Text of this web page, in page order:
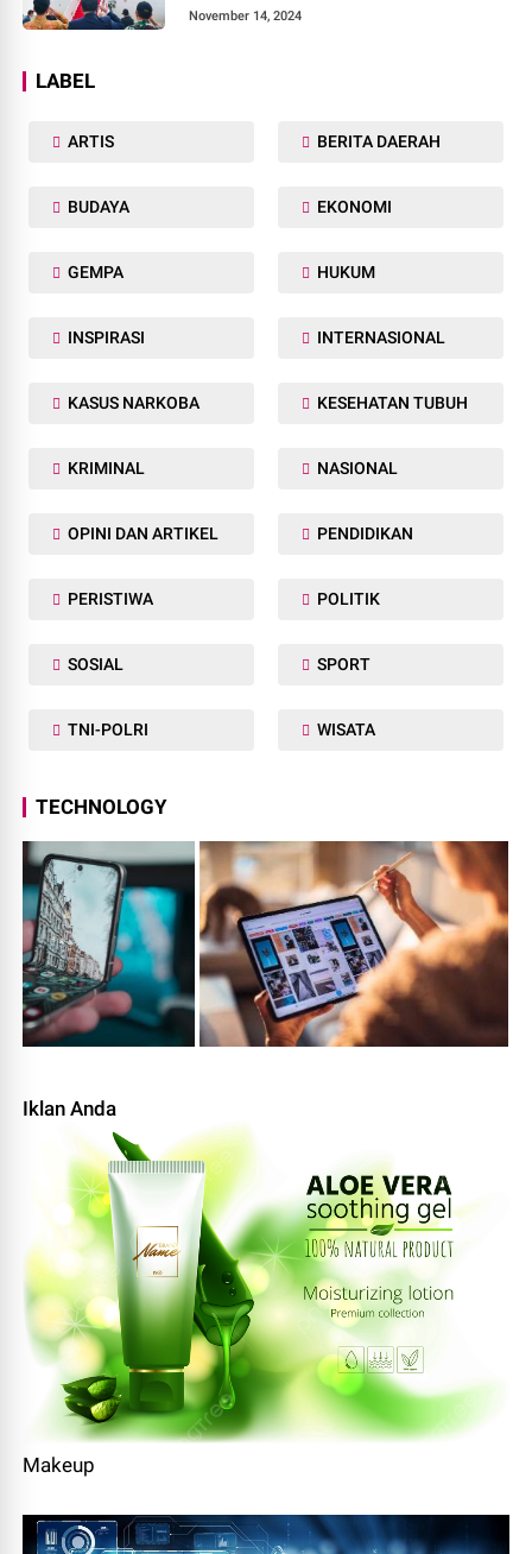
November 14, 2024
LABEL
ARTIS BERITA DAERAH
BUDAYA EKONOMI
GEMPA HUKUM
INSPIRASI INTERNASIONAL
KASUS NARKOBA KESEHATAN TUBUH
KRIMINAL NASIONAL
OPINI DAN ARTIKEL PENDIDIKAN
PERISTIWA POLITIK
SOSIAL SPORT
TNI-POLRI WISATA
TECHNOLOGY
Iklan Anda
Makeup